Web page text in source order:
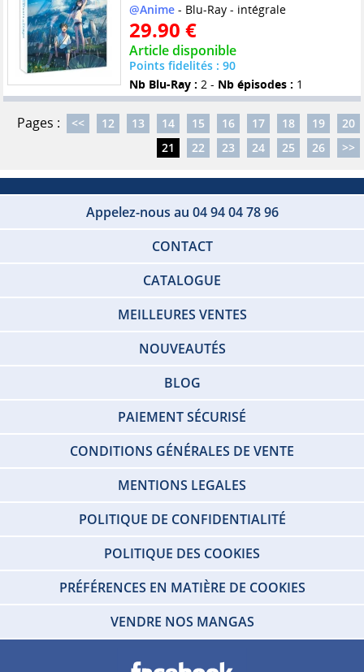
@Anime- Blu-Ray - intégrale
29.90 €
Article disponible
Points fidelités : 90
Nb Blu-Ray : 2 - Nb épisodes : 1
Pages : << 12 13 14 15 16 17 18 19
20
21
22 23 24 25 26 >>
Appelez-nous au 04 94 04 78 96
CONTACT
CATALOGUE
MEILLEURES VENTES
NOUVEAUTÉS
BLOG
PAIEMENT SÉCURISÉ
CONDITIONS GÉNÉRALES DE VENTE
MENTIONS LEGALES
POLITIQUE DE CONFIDENTIALITÉ
POLITIQUE DES COOKIES
PRÉFÉRENCES EN MATIÈRE DE COOKIES
VENDRE NOS MANGAS